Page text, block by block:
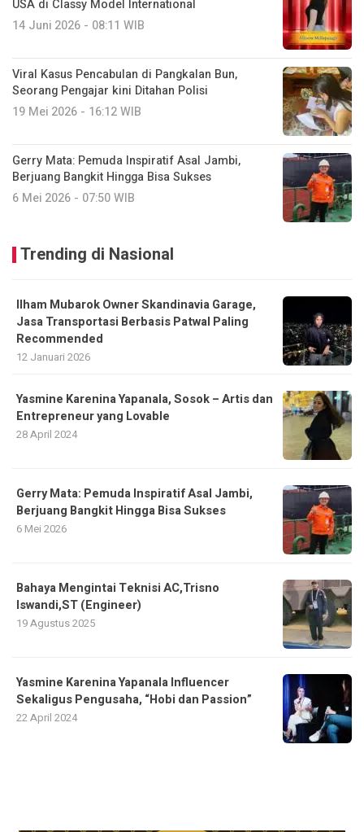
USA di Classy Model International
14 Juni 2026 - 08:11 WIB
Viral Kasus Pencabulan di Pangkalan Bun,
Seorang Pengajar kini Ditahan Polisi
19 Mei 2026 - 16:12 WIB
Gerry Mata: Pemuda Inspiratif Asal Jambi,
Berjuang Bangkit Hingga Bisa Sukses
6 Mei 2026 - 07:50 WIB
Trending di Nasional
Ilham Mubarok Owner Skandinavia Garage,
Jasa Transportasi Berbasis Patwal Paling
Recommended
12 Januari 2026
Yasmine Karenina Yapanala, Sosok – Artis dan
Entrepreneur yang Lovable
28 April 2024
Gerry Mata: Pemuda Inspiratif Asal Jambi,
Berjuang Bangkit Hingga Bisa Sukses
6 Mei 2026
Bahaya Mengintai Teknisi AC,Trisno
Iswandi,ST (Engineer)
19 Agustus 2025
Yasmine Karenina Yapanala Influencer
Sekaligus Pengusaha, “Hobi dan Passion”
22 April 2024